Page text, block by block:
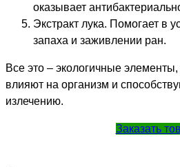
оказывает
Экстракт лука. Помогает в
запаха и заживлении ран.
Все это – экологичные
влияют на организм и
излечению.
Заказать